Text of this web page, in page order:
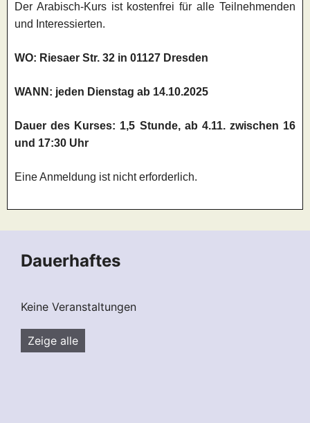
Der Arabisch-Kurs ist kostenfrei für alle Teilnehmenden
und Interessierten.
WO: Riesaer Str. 32 in 01127 Dresden
WANN: jeden Dienstag ab 14.10.2025
Dauer des Kurses: 1,5 Stunde, ab 4.11. zwischen 16
und 17:30 Uhr
Eine Anmeldung ist nicht erforderlich.
Dauerhaftes
Keine Veranstaltungen
Zeige alle